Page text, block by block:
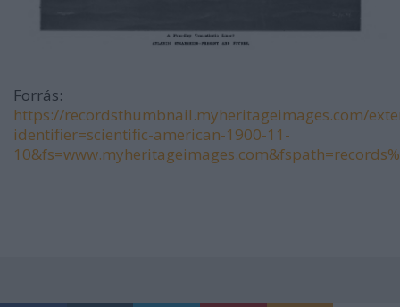
Forrás:
https://recordsthumbnail.myheritageimages.com/
identifier=scientific-american-1900-11-